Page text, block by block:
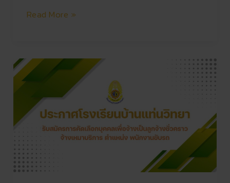
Read More »
ประกาศ
:
สมัคร
การ
เลือก
บุคคล
เพื่อ